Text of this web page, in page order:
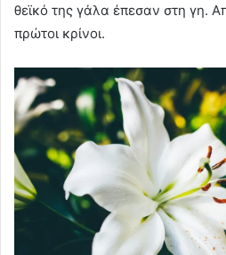
θεϊκό της γάλα έπεσαν στη γη.
πρώτοι κρίνοι.